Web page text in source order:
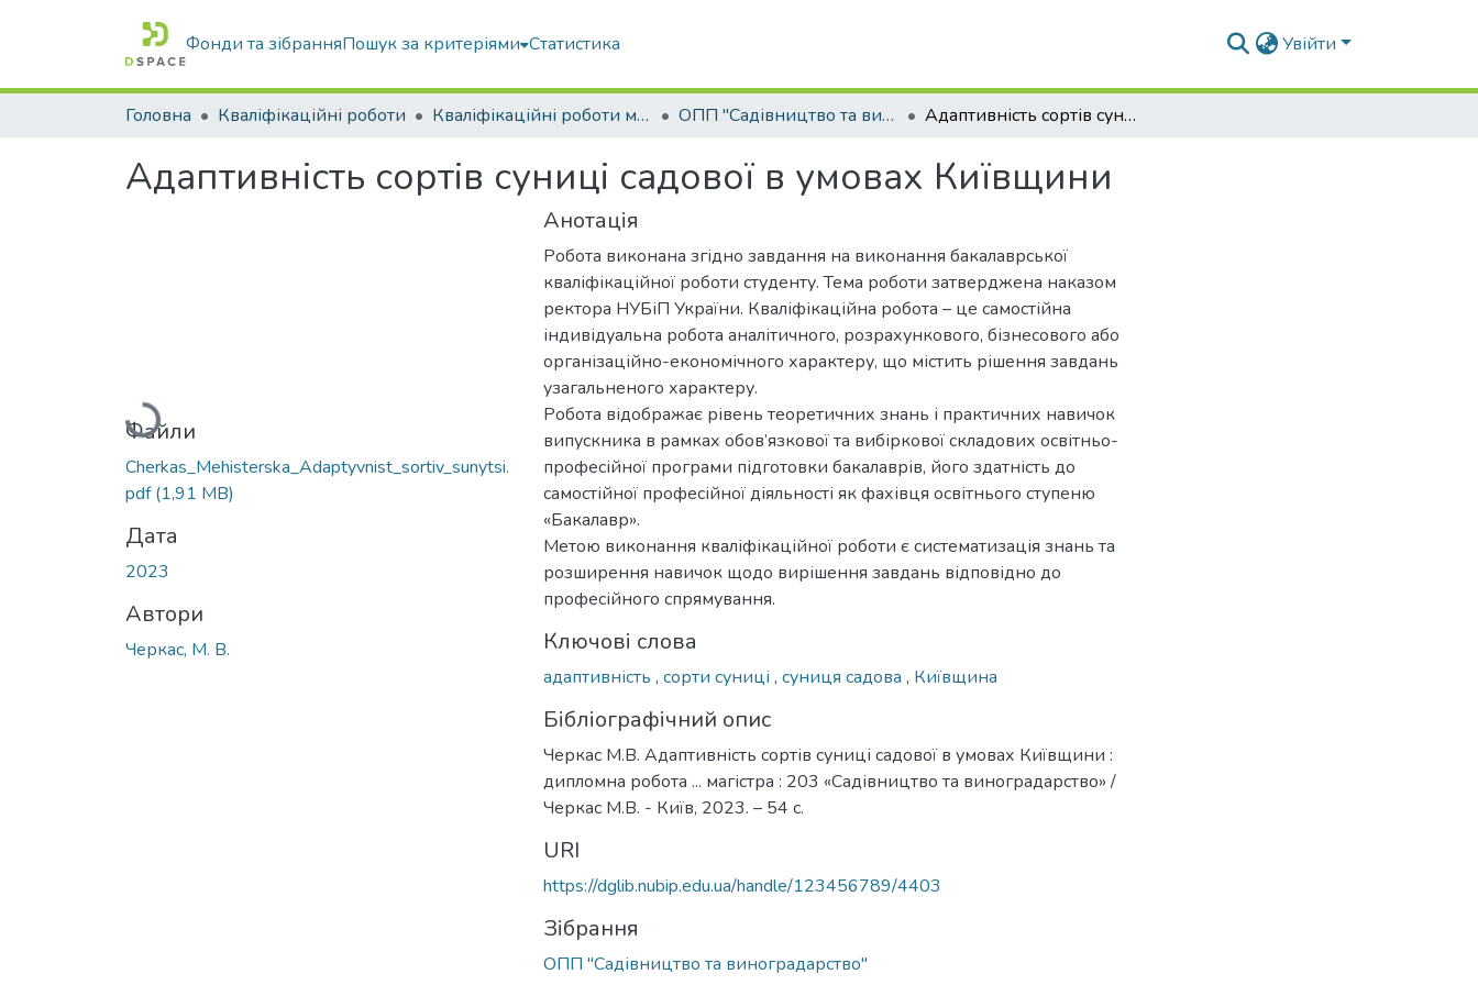
Фонди та зібранняПошук за критеріями Статистика Увійти
Головна Кваліфікаційні роботи Кваліфікаційні роботи магістрів ОПП "Садівництво та виноградарство" Адаптивність сортів суниці садової в умовах Київщини
Адаптивність сортів суниці садової в умовах Київщини
Вантажиться...
Файли
Cherkas_Mehisterska_Adaptyvnist_sortiv_sunytsi.
pdf(1,91 MB)
Дата
2023
Автори
Черкас, М. В.
Анотація
Робота виконана згідно завдання на виконання бакалаврської
кваліфікаційної роботи студенту. Тема роботи затверджена наказом
ректора НУБіП України. Кваліфікаційна робота – це самостійна
індивідуальна робота аналітичного, розрахункового, бізнесового або
організаційно-економічного характеру, що містить рішення завдань
узагальненого характеру.
Робота відображає рівень теоретичних знань і практичних навичок
випускника в рамках обов’язкової та вибіркової складових освітньо-
професійної програми підготовки бакалаврів, його здатність до
самостійної професійної діяльності як фахівця освітнього ступеню
«Бакалавр».
Метою виконання кваліфікаційної роботи є систематизація знань та
розширення навичок щодо вирішення завдань відповідно до
професійного спрямування.
Ключові слова
адаптивність , сорти суниці , суниця садова , Київщина
Бібліографічний опис
Черкас М.В. Адаптивність сортів суниці садової в умовах Київщини :
дипломна робота ... магістра : 203 «Садівництво та виноградарство» /
Черкас М.В. - Київ, 2023. – 54 с.
URI
https://dglib.nubip.edu.ua/handle/123456789/4403
Зібрання
ОПП "Садівництво та виноградарство"